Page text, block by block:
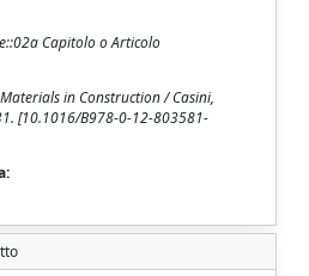
Capitolo o Articolo
in Construction / Casini,
[10.1016/B978-0-12-803581-